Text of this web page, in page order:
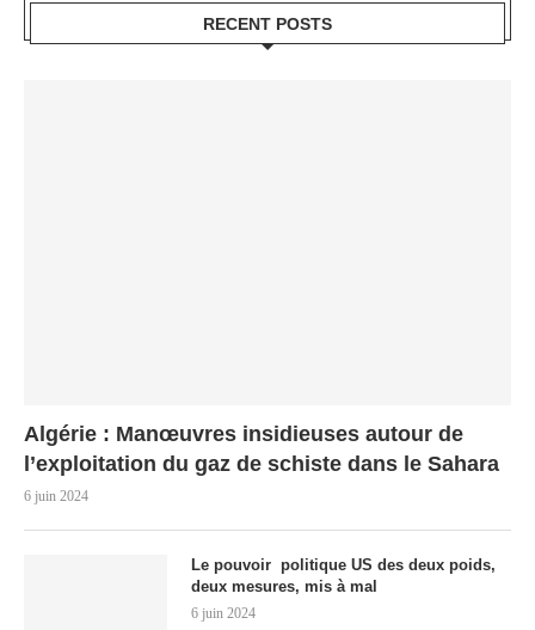
RECENT POSTS
Algérie : Manœuvres insidieuses autour de
l’exploitation du gaz de schiste dans le Sahara
6 juin 2024
Le pouvoir politique US des deux poids,
deux mesures, mis à mal
6 juin 2024